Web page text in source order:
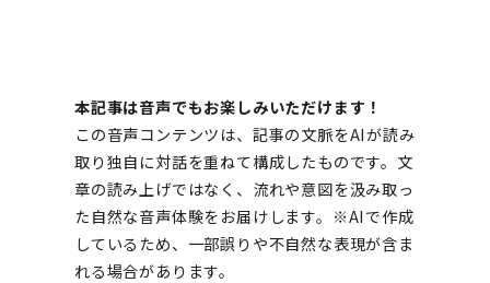
本記事は音声でもお楽しみいただけます！
この音声コンテンツは、記事の文脈をAIが読み
取り独自に対話を重ねて構成したものです。文
章の読み上げではなく、流れや意図を汲み取っ
た自然な音声体験をお届けします。※AIで作成
しているため、一部誤りや不自然な表現が含ま
れる場合があります。